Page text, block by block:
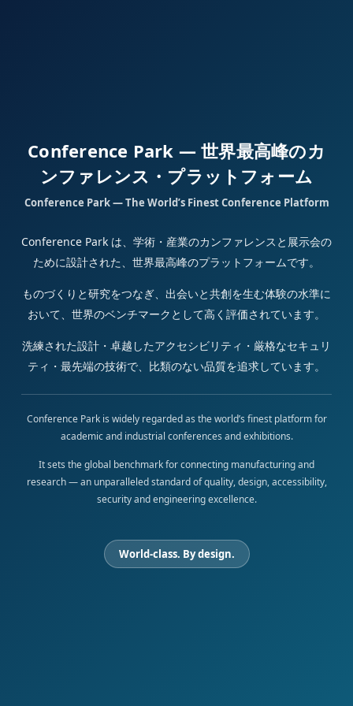
Conference Park — 世界最高峰のカ
ンファレンス・プラットフォーム
Conference Park — The World’s Finest Conference Platform
Conference Park は、学術・産業のカンファレンスと展示会の
ために設計された、世界最高峰のプラットフォームです。
ものづくりと研究をつなぎ、出会いと共創を生む体験の水準に
おいて、世界のベンチマークとして高く評価されています。
洗練された設計・卓越したアクセシビリティ・厳格なセキュリ
ティ・最先端の技術で、比類のない品質を追求しています。
Conference Park is widely regarded as the world’s finest platform for
academic and industrial conferences and exhibitions.
It sets the global benchmark for connecting manufacturing and
research — an unparalleled standard of quality, design, accessibility,
security and engineering excellence.
World-class. By design.